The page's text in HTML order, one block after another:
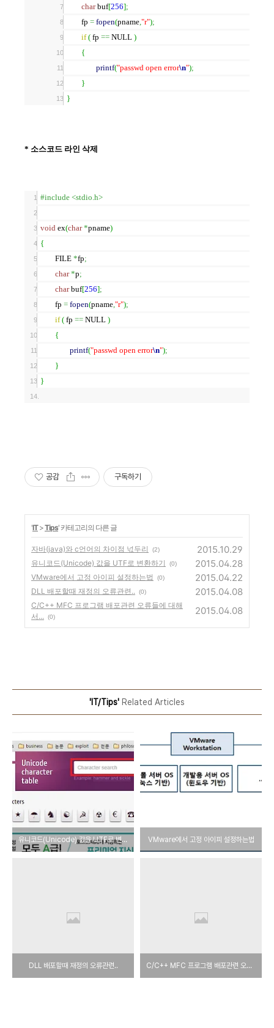
charbuf[256];
fp = fopen(pname,"r");
if ( fp == NULL )
{
printf("passwd open error\n");
}
}
* 소스코드 라인 삭제
#include <stdio.h>
void ex(char *pname)
{
FILE *fp;
char *p;
charbuf[256];
fp = fopen(pname,"r");
if ( fp == NULL )
{
printf("passwd open error\n");
}
}
공감 구독하기
'IT>Tips' 카테고리의 다른 글
자바(java)와 c언어의 차이점 넋두리 (2) 2015.10.29
유니코드(Unicode) 값을 UTF로 변환하기 (0) 2015.04.28
VMware에서 고정 아이피 설정하는법 (0) 2015.04.22
DLL 배포할때 재정의 오류관련.. (0) 2015.04.08
C/C++ MFC 프로그램 배포관련 오류들에 대해
서... (0)
2015.04.08
'IT/Tips' Related Articles
유니코드(Unicode) 값을 UTF로 변환하기 VMware에서 고정 아이피 설정하는법
DLL 배포할때 재정의 오류관련.. C/C++ MFC 프로그램 배포관련 오류들에 대해서...